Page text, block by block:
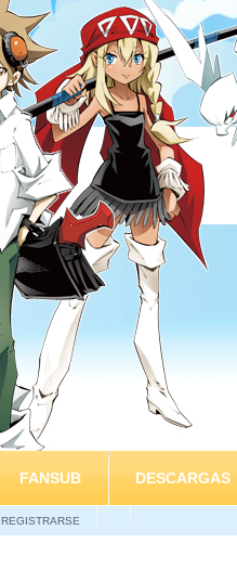
FANSUB DESCARGAS
REGISTRARSE